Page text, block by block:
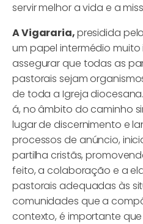
servir melhor a vida e a
A Vigararia,presidida pelo
um papel intermédio
assegurar que todas as
pastorais sejam
de toda a Igreja
á, no âmbito do caminho
lugar de discernimento e
processos de anúncio,
partilha cristãs,
feito, a colaboração e a
pastorais adequadas às
comunidades que a
contexto, é importante